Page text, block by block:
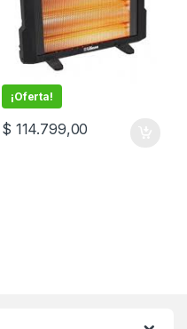
¡Oferta!
$ 114.799,00